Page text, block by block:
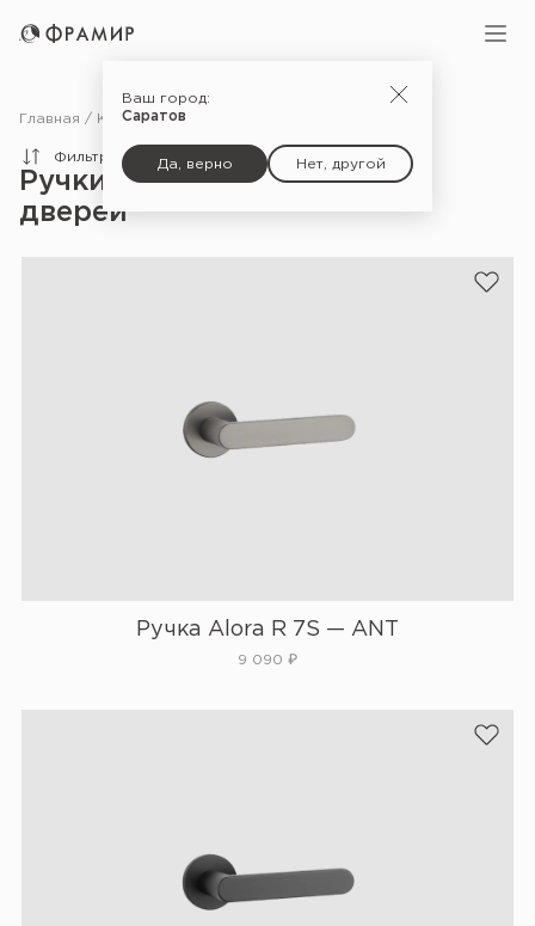
Ваш город:
Саратов
Да, верно Нет, другой
Главная Каталог Фурнитура
Фильтры
Ручки для межкомнатных
дверей
Ручка Alora R 7S — ANT
9 090 ₽